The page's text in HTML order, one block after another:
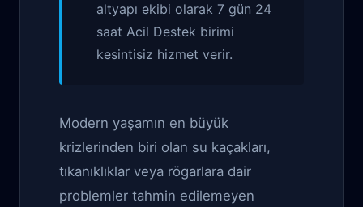
altyapı ekibi olarak 7 gün 24
saat Acil Destek birimi
kesintisiz hizmet verir.
Modern yaşamın en büyük
krizlerinden biri olan su kaçakları,
tıkanıklıklar veya rögarlara dair
problemler tahmin edilemeyen